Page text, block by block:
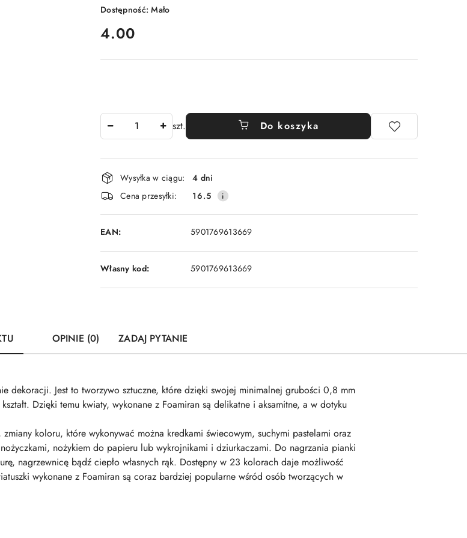
Dostępność:Mało
cena:
4.00
szt. Do koszyka
Dostępność
i
dostawa
Wysyłka w ciągu:
4 dni
Cena przesyłki:
16.5
EAN: 5901769613669
Własny kod: 5901769613669
OPINIE (0) ZADAJ PYTANIE
dekoracji. Jest to tworzywo sztuczne, które dzięki swojej minimalnej grubości 0,8 mm
Dzięki temu kwiaty, wykonane z Foamiran są delikatne i aksamitne, a w dotyku
koloru, które wykonywać można kredkami świecowym, suchymi pastelami oraz
nożykiem do papieru lub wykrojnikami i dziurkaczami. Do nagrzania pianki
nagrzewnicę bądź ciepło własnych rąk. Dostępny w 23 kolorach daje możliwość
wykonane z Foamiran są coraz bardziej popularne wśród osób tworzących w